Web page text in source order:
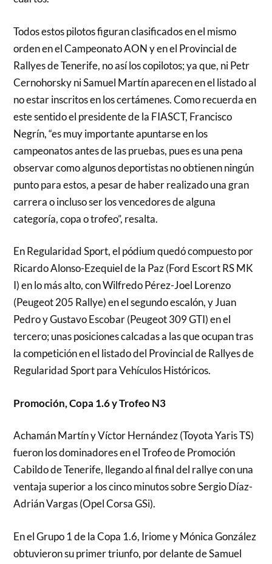
Todos estos pilotos figuran clasificados en el mismo
orden en el Campeonato AON y en el Provincial de
Rallyes de Tenerife, no así los copilotos; ya que, ni Petr
Cernohorsky ni Samuel Martín aparecen en el listado al
no estar inscritos en los certámenes. Como recuerda en
este sentido el presidente de la FIASCT, Francisco
Negrín, “es muy importante apuntarse en los
campeonatos antes de las pruebas, pues es una pena
observar como algunos deportistas no obtienen ningún
punto para estos, a pesar de haber realizado una gran
carrera o incluso ser los vencedores de alguna
categoría, copa o trofeo”, resalta.
En Regularidad Sport, el pódium quedó compuesto por
Ricardo Alonso-Ezequiel de la Paz (Ford Escort RS MK
I) en lo más alto, con Wilfredo Pérez-Joel Lorenzo
(Peugeot 205 Rallye) en el segundo escalón, y Juan
Pedro y Gustavo Escobar (Peugeot 309 GTI) en el
tercero; unas posiciones calcadas a las que ocupan tras
la competición en el listado del Provincial de Rallyes de
Regularidad Sport para Vehículos Históricos.
Promoción, Copa 1.6 y Trofeo N3
Achamán Martín y Víctor Hernández (Toyota Yaris TS)
fueron los dominadores en el Trofeo de Promoción
Cabildo de Tenerife, llegando al final del rallye con una
ventaja superior a los cinco minutos sobre Sergio Díaz-
Adrián Vargas (Opel Corsa GSi).
En el Grupo 1 de la Copa 1.6, Iriome y Mónica González
obtuvieron su primer triunfo, por delante de Samuel